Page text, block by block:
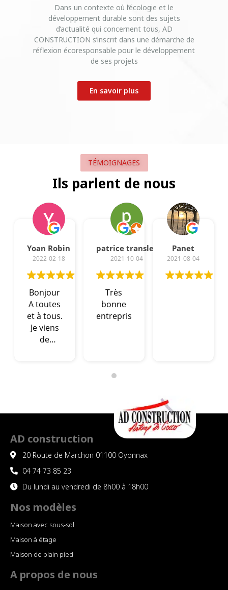
Dans un contexte où l’écologie et le
développement durable sont des sujets
d’actualité qui concernent tous, AD
CONSTRUCTION s’inscrit dans une démarche de
réflexion écoresponsable pour le développement
de ses projets
En savoir plus
TÉMOIGNAGES
Ils parlent de nous
Yoan Robin
2022-02-18
Bonjour
A toutes
et à tous.
Je viens
de
est très
réactive
et s
accommode
à nos
besoins.
pas ma
première
construction
étions
patrice transler
2021-10-04
Très
bonne
entreprise
Panet
2021-08-04
AD construction
20 Route de Marchon 01100 Oyonnax
04 74 73 85 23
Du lundi au vendredi de 8h00 à 18h00
Nos modèles
Maison avec sous-sol
Maison à étage
Maison de plain pied
A propos de nous